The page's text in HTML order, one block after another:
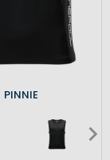
PINNIE